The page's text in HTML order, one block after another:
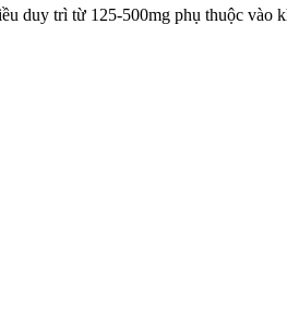
duy trì từ 125-500mg phụ thuộc vào